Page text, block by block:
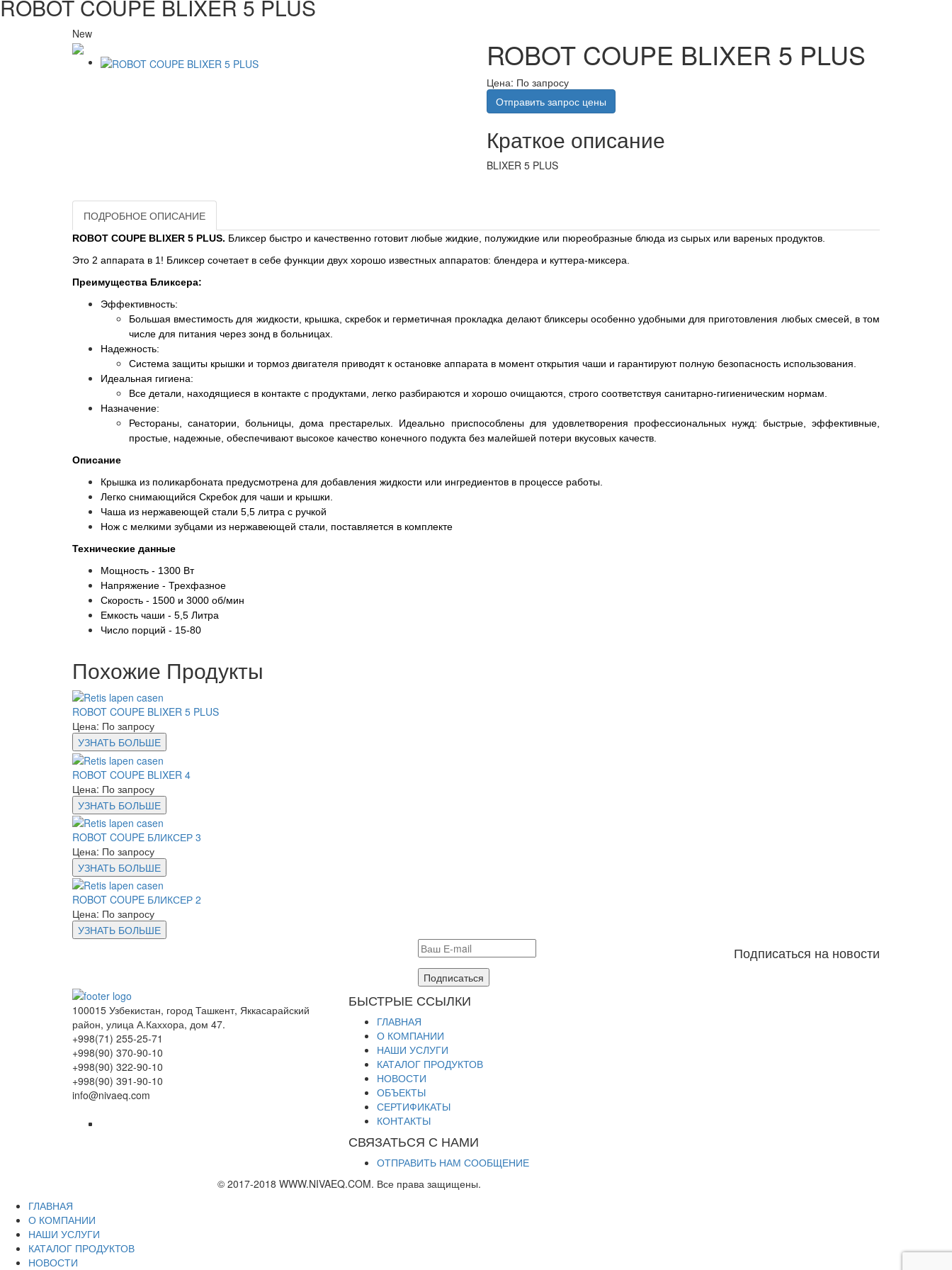
ROBOT COUPE BLIXER 5 PLUS
New
ROBOT COUPE BLIXER 5 PLUS
Цена: По запросу
Отправить запрос цены
Краткое описание
BLIXER 5 PLUS
ПОДРОБНОЕ ОПИСАНИЕ
ROBOT COUPE BLIXER 5 PLUS. Бликсер быстро и качественно готовит любые жидкие, полужидкие или пюреобразные блюда из сырых или вареных продуктов.
Это 2 аппарата в 1! Бликсер сочетает в себе функции двух хорошо известных аппаратов: блендера и куттера-миксера.
Преимущества Бликсера:
Эффективность:
Большая вместимость для жидкости, крышка, скребок и герметичная прокладка делают бликсеры особенно удобными для приготовления любых смесей, в том
числе для питания через зонд в больницах.
Надежность:
Система защиты крышки и тормоз двигателя приводят к остановке аппарата в момент открытия чаши и гарантируют полную безопасность использования.
Идеальная гигиена:
Все детали, находящиеся в контакте с продуктами, легко разбираются и хорошо очищаются, строго соответствуя санитарно-гигиеническим нормам.
Назначение:
Рестораны, санатории, больницы, дома престарелых. Идеально приспособлены для удовлетворения профессиональных нужд: быстрые, эффективные,
простые, надежные, обеспечивают высокое качество конечного подукта без малейшей потери вкусовых качеств.
Описание
Крышка из поликарбоната предусмотрена для добавления жидкости или ингредиентов в процессе работы.
Легко снимающийся Скребок для чаши и крышки.
Чаша из нержавеющей стали 5,5 литра с ручкой
Нож с мелкими зубцами из нержавеющей стали, поставляется в комплекте
Технические данные
Мощность - 1300 Вт
Напряжение - Трехфазное
Скорость - 1500 и 3000 об/мин
Емкость чаши - 5,5 Литра
Число порций - 15-80
Похожие Продукты
ROBOT COUPE BLIXER 5 PLUS
Цена: По запросу
УЗНАТЬ БОЛЬШЕ
ROBOT COUPE BLIXER 4
Цена: По запросу
УЗНАТЬ БОЛЬШЕ
ROBOT COUPE БЛИКСЕР 3
Цена: По запросу
УЗНАТЬ БОЛЬШЕ
ROBOT COUPE БЛИКСЕР 2
Цена: По запросу
УЗНАТЬ БОЛЬШЕ
Подписаться на новости
Подписаться
100015 Узбекистан, город Ташкент, Яккасарайский
район, улица А.Каххора, дом 47.
+998(71) 255-25-71
+998(90) 370-90-10
+998(90) 322-90-10
+998(90) 391-90-10
info@nivaeq.com
БЫСТРЫЕ ССЫЛКИ
ГЛАВНАЯ
О КОМПАНИИ
НАШИ УСЛУГИ
КАТАЛОГ ПРОДУКТОВ
НОВОСТИ
ОБЪЕКТЫ
СЕРТИФИКАТЫ
КОНТАКТЫ
СВЯЗАТЬСЯ С НАМИ
ОТПРАВИТЬ НАМ СООБЩЕНИЕ
© 2017-2018 WWW.NIVAEQ.COM. Все права защищены.
ГЛАВНАЯ
О КОМПАНИИ
НАШИ УСЛУГИ
КАТАЛОГ ПРОДУКТОВ
НОВОСТИ